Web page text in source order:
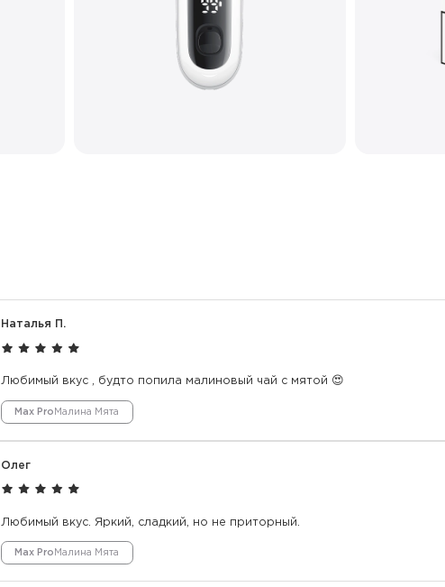
Наталья П.
Любимый вкус , будто попила малиновый чай с мятой 😍
Max Pro Малина Мята
Олег
Любимый вкус. Яркий, сладкий, но не приторный.
Max Pro Малина Мята